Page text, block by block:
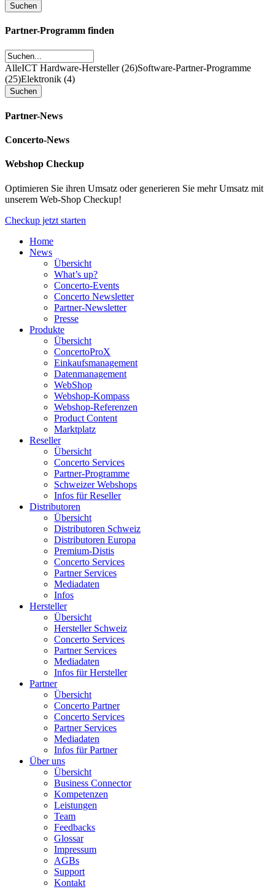
Partner-Programm finden
AlleICT Hardware-Hersteller (26)Software-Partner-Programme
(25)Elektronik (4)
Partner-News
Concerto-News
Webshop Checkup
Optimieren Sie ihren Umsatz oder generieren Sie mehr Umsatz mit
unserem Web-Shop Checkup!
Checkup jetzt starten
Home
News
Übersicht
What’s up?
Concerto-Events
Concerto Newsletter
Partner-Newsletter
Presse
Produkte
Übersicht
ConcertoProX
Einkaufsmanagement
Datenmanagement
WebShop
Webshop-Kompass
Webshop-Referenzen
Product Content
Marktplatz
Reseller
Übersicht
Concerto Services
Partner-Programme
Schweizer Webshops
Infos für Reseller
Distributoren
Übersicht
Distributoren Schweiz
Distributoren Europa
Premium-Distis
Concerto Services
Partner Services
Mediadaten
Infos
Hersteller
Übersicht
Hersteller Schweiz
Concerto Services
Partner Services
Mediadaten
Infos für Hersteller
Partner
Übersicht
Concerto Partner
Concerto Services
Partner Services
Mediadaten
Infos für Partner
Über uns
Übersicht
Business Connector
Kompetenzen
Leistungen
Team
Feedbacks
Glossar
Impressum
AGBs
Support
Kontakt